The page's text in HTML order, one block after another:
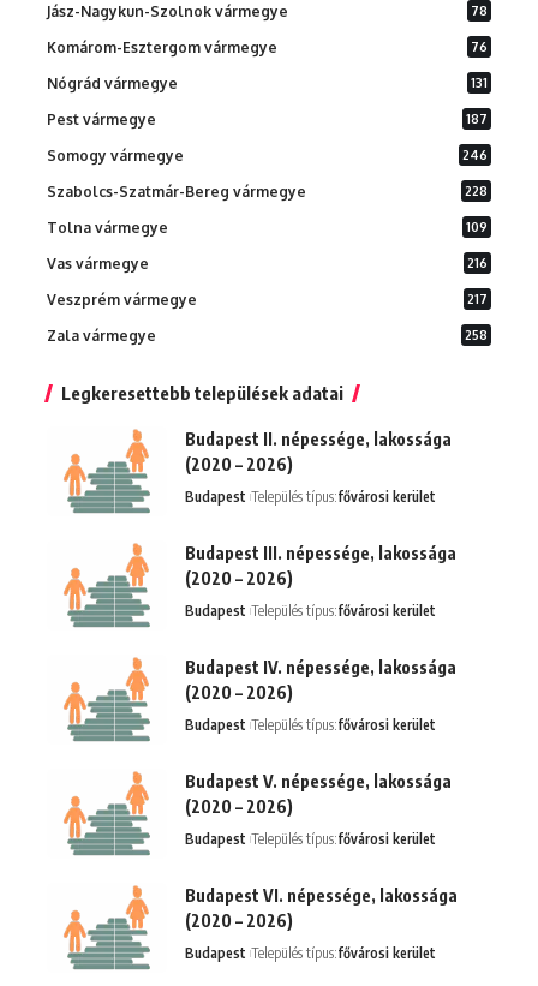
Jász-Nagykun-Szolnok vármegye 78
Komárom-Esztergom vármegye 76
Nógrád vármegye 131
Pest vármegye 187
Somogy vármegye 246
Szabolcs-Szatmár-Bereg vármegye 228
Tolna vármegye 109
Vas vármegye 216
Veszprém vármegye 217
Zala vármegye 258
Legkeresettebb települések adatai
Budapest II. népessége, lakossága
(2020 – 2026)
Budapest Település típus:fővárosi kerület
Budapest III. népessége, lakossága
(2020 – 2026)
Budapest Település típus:fővárosi kerület
Budapest IV. népessége, lakossága
(2020 – 2026)
Budapest Település típus:fővárosi kerület
Budapest V. népessége, lakossága
(2020 – 2026)
Budapest Település típus:fővárosi kerület
Budapest VI. népessége, lakossága
(2020 – 2026)
Budapest Település típus:fővárosi kerület